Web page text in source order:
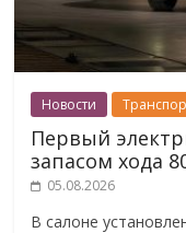
Новости
Первый
запасом хода
05.08.2026
В салоне